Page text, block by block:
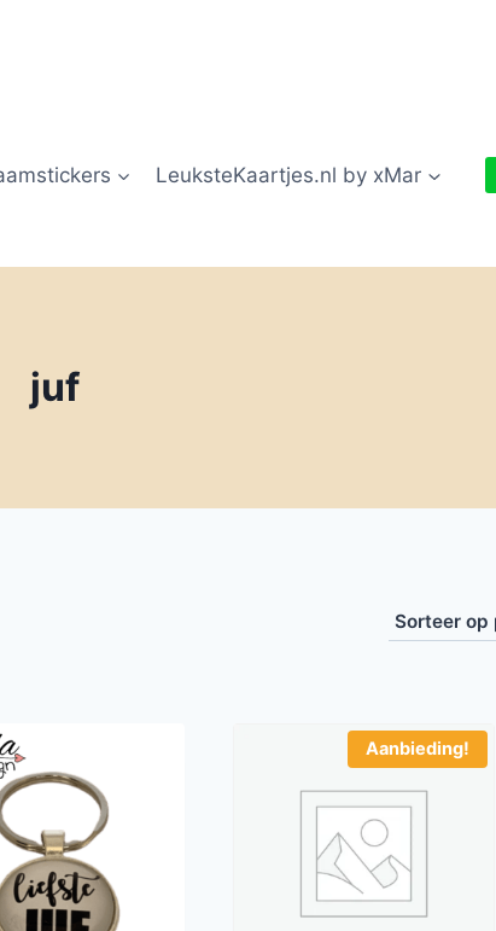
LeuksteKaartjes.nl by xMar
juf
Aanbieding!